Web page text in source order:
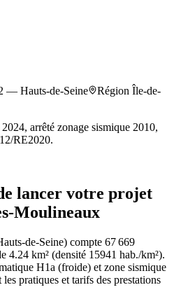
— Hauts-de-Seine Région Île-de-
arrêté zonage sismique 2010,
RE2020.
lancer votre projet
Moulineaux
de-Seine) compte 67 669
4.24 km² (densité 15941 hab./km²).
H1a (froide) et zone sismique
pratiques et tarifs des prestations